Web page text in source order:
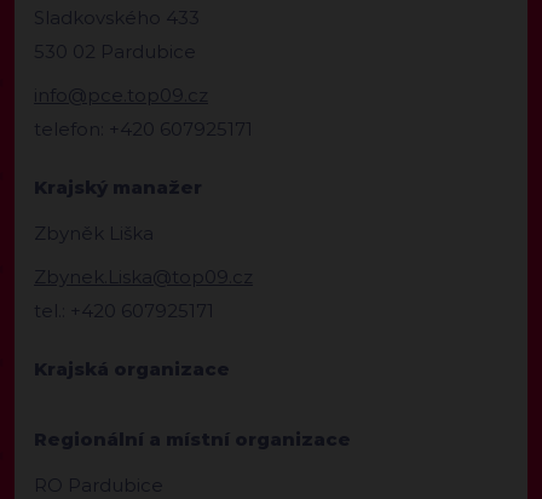
Sladkovského 433
530 02 Pardubice
info@pce.top09.cz
telefon: +420 607925171
Krajský manažer
Zbyněk Liška
Zbynek.Liska@top09.cz
tel.: +420 607925171
Krajská organizace
Regionální a místní organizace
RO Pardubice